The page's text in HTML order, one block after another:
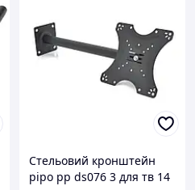
Стельовий кронштейн
pipo pp ds076 3 для тв 14